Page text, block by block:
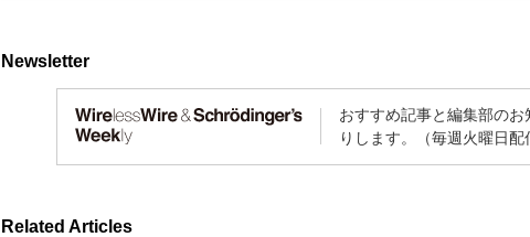
Newsletter
おすすめ記事と編集部のお
りします。（毎週火曜日配
Related Articles